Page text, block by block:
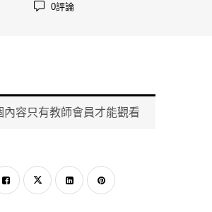
0評論
內容只有教師會員才能觀看